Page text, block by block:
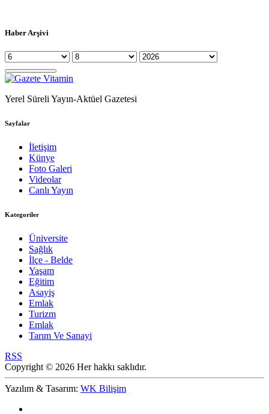
Haber Arşivi
Yerel Süreli Yayın-Aktüel Gazetesi
Sayfalar
İletişim
Künye
Foto Galeri
Videolar
Canlı Yayın
Kategoriler
Üniversite
Sağlık
İlçe - Belde
Yaşam
Eğitim
Asayiş
Emlak
Turizm
Emlak
Tarım Ve Sanayi
RSS
Copyright © 2026 Her hakkı saklıdır.
Yazılım & Tasarım: WK Bilişim